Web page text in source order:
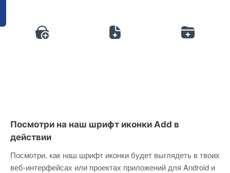
Посмотри на наш шрифт иконки Add в
действии
Посмотри, как наш шрифт иконки будет выглядеть в твоих
веб-интерфейсах или проектах приложений для Android и